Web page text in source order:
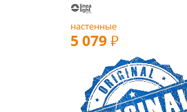
настенные
5 079 РУБ